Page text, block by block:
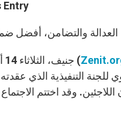
b
k
r
Entry
جنيف، الثلاثاء 14 أكتوبر 2008 (
التنفيذية الذي عقدته